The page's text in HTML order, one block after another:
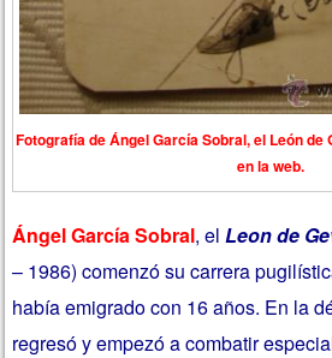
Fotografía de Ángel García Sobral, el León de
en la web.
Ángel García Sobral, el Leon de
– 1986) comenzó su carrera
había emigrado con 16 años. En la
regresó y empezó a combatir